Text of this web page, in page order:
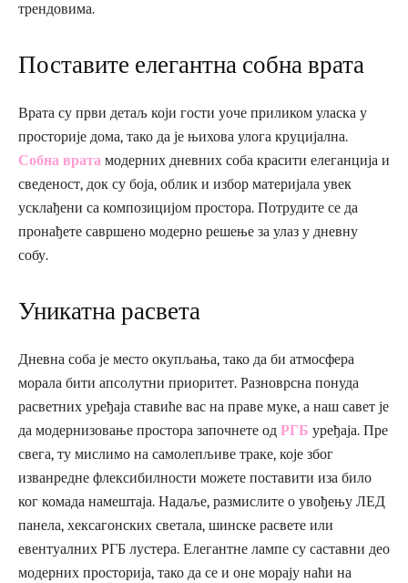
трендовима.
Поставите елегантна собна врата
Врата су први детаљ који гости уоче приликом уласка у
просторије дома, тако да је њихова улога круцијална.
Собна врата модерних дневних соба красити елеганција и
сведеност, док су боја, облик и избор материјала увек
усклађени са композицијом простора. Потрудите се да
пронађете савршено модерно решење за улаз у дневну
собу.
Уникатна расвета
Дневна соба је место окупљања, тако да би атмосфера
морала бити апсолутни приоритет. Разноврсна понуда
расветних уређаја ставиће вас на праве муке, а наш савет је
да модернизовање простора започнете од РГБ уређаја. Пре
свега, ту мислимо на самолепљиве траке, које због
изванредне флексибилности можете поставити иза било
ког комада намештаја. Надаље, размислите о увођењу ЛЕД
панела, хексагонских светала, шинске расвете или
евентуалних РГБ лустера. Елегантне лампе су саставни део
модерних просторија, тако да се и оне морају наћи на